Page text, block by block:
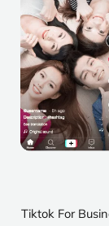
Tiktok For